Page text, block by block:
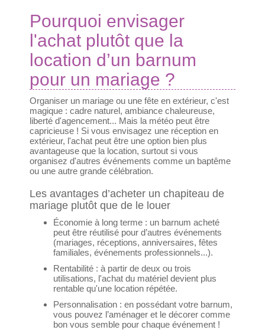
Pourquoi envisager
l'achat plutôt que la
location d’un barnum
pour un mariage ?
Organiser un mariage ou une fête en extérieur, c'est
magique : cadre naturel, ambiance chaleureuse,
liberté d'agencement... Mais la météo peut être
capricieuse ! Si vous envisagez une réception en
extérieur, l'achat peut être une option bien plus
avantageuse que la location, surtout si vous
organisez d'autres événements comme un baptême
ou une autre grande célébration.
Les avantages d’acheter un chapiteau de
mariage plutôt que de le louer
Économie à long terme : un barnum acheté
peut être réutilisé pour d’autres événements
(mariages, réceptions, anniversaires, fêtes
familiales, événements professionnels...).
Rentabilité : à partir de deux ou trois
utilisations, l'achat du matériel devient plus
rentable qu'une location répétée.
Personnalisation : en possédant votre barnum,
vous pouvez l’aménager et le décorer comme
bon vous semble pour chaque événement !